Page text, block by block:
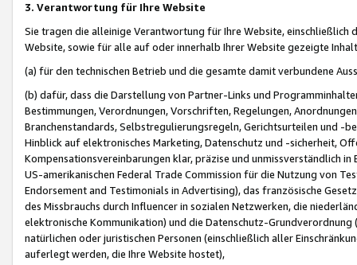
3. Verantwortung für Ihre Website
Sie tragen die alleinige Verantwortung für Ihre Website,
Website, sowie für alle auf oder innerhalb Ihrer Website gezeigte
(a) für den technischen Betrieb und die gesamte damit verbundene
(b) dafür, dass die Darstellung von Partner-Links und
Bestimmungen, Verordnungen, Vorschriften, Regelungen,
Branchenstandards, Selbstregulierungsregeln, Gerichtsurteilen und -
Hinblick auf elektronisches Marketing, Datenschutz und -sicherheit,
Kompensationsvereinbarungen klar, präzise und unmissverständlich
US-amerikanischen Federal Trade Commission für die Nutzung von
Endorsement and Testimonials in Advertising), das französische
des Missbrauchs durch Influencer in sozialen Netzwerken, die
elektronische Kommunikation) und die Datenschutz-
natürlichen oder juristischen Personen (einschließlich aller
auferlegt werden, die Ihre Website hostet),